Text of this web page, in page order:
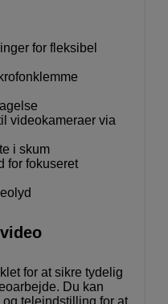
for fleksibel
videokameraer via
i skum
for fokuseret
for at sikre tydelig
Du kan